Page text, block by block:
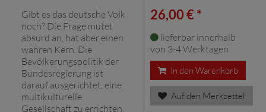
Gibt es das deutsche Volk
noch? Die Frage mutet
absurd an, hat aber einen
wahren Kern. Die
Bevölkerungspolitik der
Bundesregierung ist
darauf ausgerichtet, eine
multikulturelle
Gesellschaft zu errichten.
26,00 € *
lieferbar innerhalb
von 3-4 Werktagen
In den Warenkorb
Auf den Merkzettel